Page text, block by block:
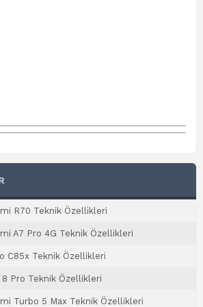
R70 Teknik Özellikleri
A7 Pro 4G Teknik Özellikleri
C85x Teknik Özellikleri
8 Pro Teknik Özellikleri
Turbo 5 Max Teknik Özellikleri